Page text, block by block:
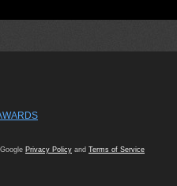
Privacy Policy and Terms of Service